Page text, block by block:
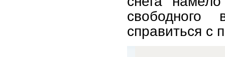
справиться с